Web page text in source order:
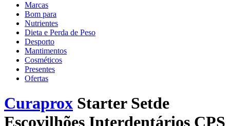
Marcas
Bom para
Nutrientes
Dieta e Perda de Peso
Desporto
Mantimentos
Cosméticos
Presentes
Ofertas
Curaprox Starter Setde
Escovilhões Interdentários CPS